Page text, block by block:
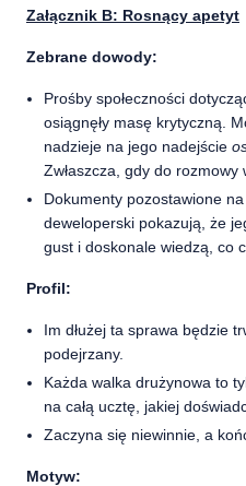
Załącznik B: Rosnący apetyt
Zebrane dowody:
Prośby społeczności
osiągnęły masę krytyczną.
nadzieje na jego nadejście
Zwłaszcza, gdy do rozmowy
Dokumenty pozostawione
deweloperski pokazują, że
gust i doskonale wiedzą, co
Profil:
Im dłużej ta sprawa będzie
podejrzany.
Każda walka drużynowa to
na całą ucztę, jakiej
Zaczyna się niewinnie, a
Motyw: